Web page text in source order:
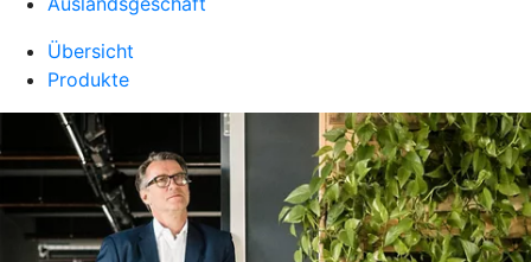
Übersicht
Produkte